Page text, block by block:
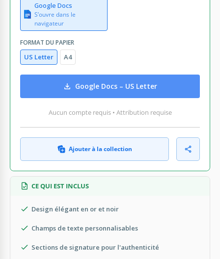
Google Docs
S’ouvre dans le
navigateur
FORMAT DU PAPIER
US Letter A4
Google Docs – US Letter
Aucun compte requis • Attribution requise
Ajouter à la collection
CE QUI EST INCLUS
Design élégant en or et noir
Champs de texte personnalisables
Sections de signature pour l'authenticité